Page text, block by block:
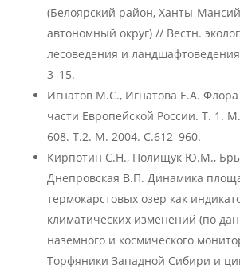
(Белоярский район, Ханты-
автономный округ) // Вестн.
лесоведения и
3–15.
Игнатов М.С., Игнатова Е.А.
части Европейской России. Т. 1.
608. Т.2. М. 2004. С.612–960.
Кирпотин С.Н., Полищук Ю.М.,
Днепровская В.П. Динамика
термокарстовых озер как
климатических изменений (по
наземного и космического
Торфяники Западной Сибири и